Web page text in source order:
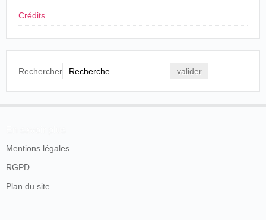
Crédits
Rechercher
Mentions légales
RGPD
Plan du site